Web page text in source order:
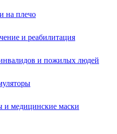
на плечо
и реабилитация
и пожилых людей
и медицинские маски